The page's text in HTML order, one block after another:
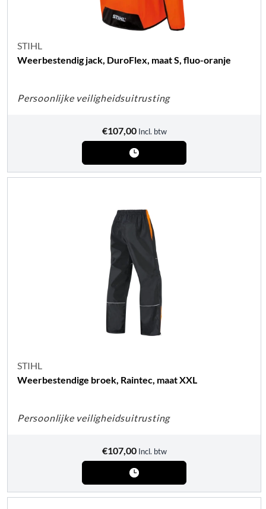
STIHL
Weerbestendig jack, DuroFlex, maat S, fluo-oranje
Persoonlijke veiligheidsuitrusting
€107,00 Incl. btw
STIHL
Weerbestendige broek, Raintec, maat XXL
Persoonlijke veiligheidsuitrusting
€107,00 Incl. btw